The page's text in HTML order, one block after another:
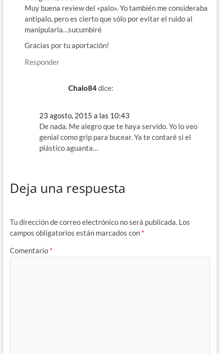
Muy buena review del «palo». Yo también me consideraba
antipalo, pero es cierto que sólo por evitar el ruido al
manipularla…sucumbiré
Gracias por tu aportación!
Responder
Chalo84dice:
23 agosto, 2015 a las 10:43
De nada. Me alegro que te haya servido. Yo lo veo
genial como grip para bucear. Ya te contaré si el
plástico aguanta…
Deja una respuesta
Tu dirección de correo electrónico no será publicada. Los
campos obligatorios están marcados con *
Comentario *